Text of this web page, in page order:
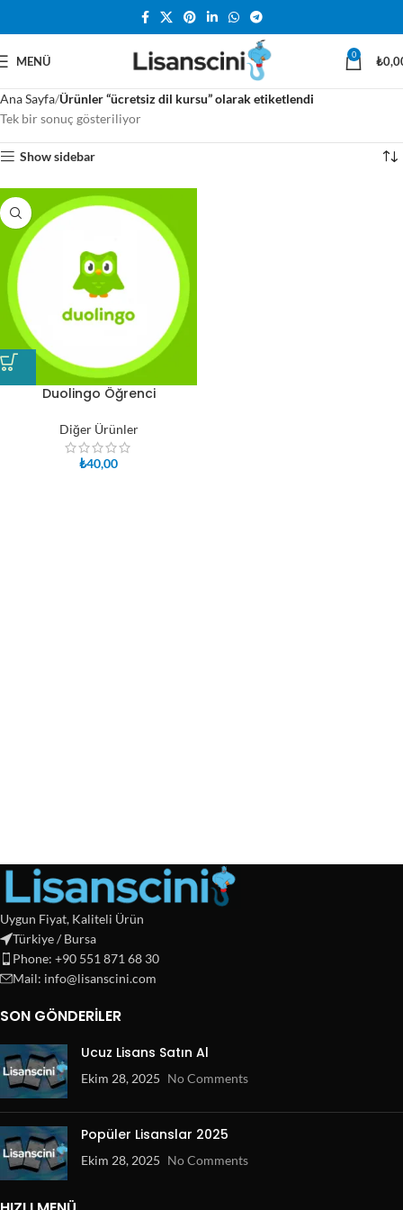
MENÜ 0 ₺
Ana Sayfa Ürünler “ücretsiz dil kursu” olarak etiketlendi
Tek bir sonuç gösteriliyor
Show sidebar
Duolingo Öğrenci
Diğer Ürünler
₺40,00
Uygun Fiyat, Kaliteli Ürün
Türkiye / Bursa
Phone: +90 551 871 68 30
Mail: info@lisanscini.com
SON GÖNDERILER
Ucuz Lisans Satın Al
Ekim 28, 2025 No Comments
Popüler Lisanslar 2025
Ekim 28, 2025 No Comments